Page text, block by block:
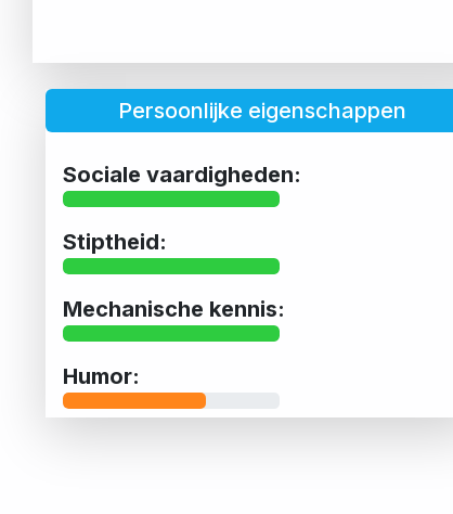
Persoonlijke eigenschappen
Sociale vaardigheden:
Stiptheid:
Mechanische kennis:
Humor: